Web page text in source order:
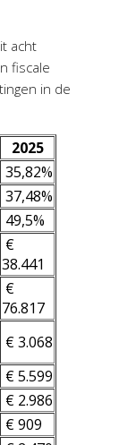
acht
fiscale
in de
2025
35,82%
37,48%
49,5%
€
38.441
€
76.817
€ 3.068
€ 5.599
€ 2.986
€ 909